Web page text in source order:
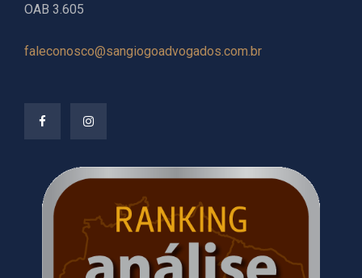
OAB 3.605
faleconosco@sangiogoadvogados.com.br